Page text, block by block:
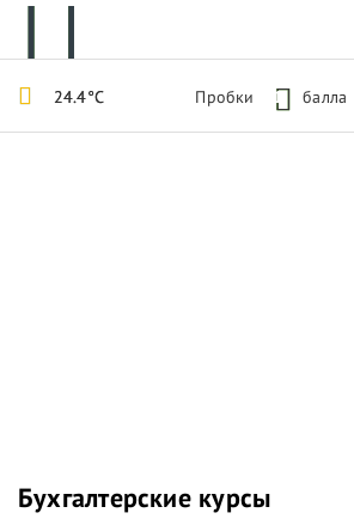
Бухгалтерские курсы
24.4°C Пробки 1 балла